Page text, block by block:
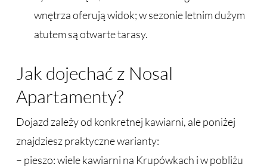
wnętrza oferują widok; w sezonie letnim dużym
atutem są otwarte tarasy.
Jak dojechać z Nosal
Apartamenty?
Dojazd zależy od konkretnej kawiarni, ale poniżej
znajdziesz praktyczne warianty:
– pieszo: wiele kawiarni na Krupówkach i w pobliżu